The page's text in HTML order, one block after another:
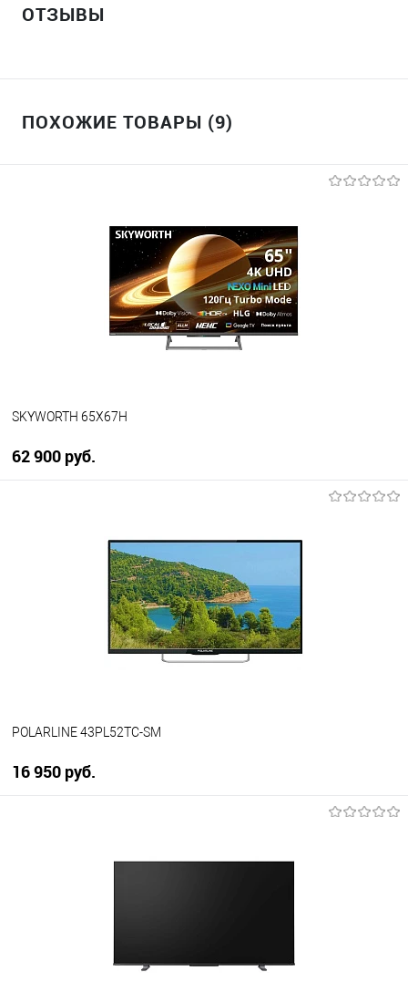
ОТЗЫВЫ
ПОХОЖИЕ ТОВАРЫ (9)
SKYWORTH 65X67H
62 900 руб.
Купить в 1 клик
POLARLINE 43PL52TC-SM
16 950 руб.